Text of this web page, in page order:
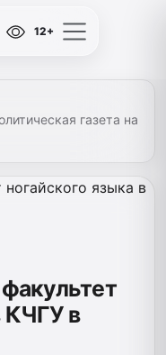
12+
газета на
КЧГУ в